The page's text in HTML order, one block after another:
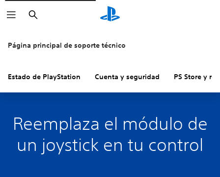
Buscar
Página principal de soporte técnico
Estado de PlayStation Cuenta y seguridad PS Store y
Reemplaza el módulo de
un joystick en tu control